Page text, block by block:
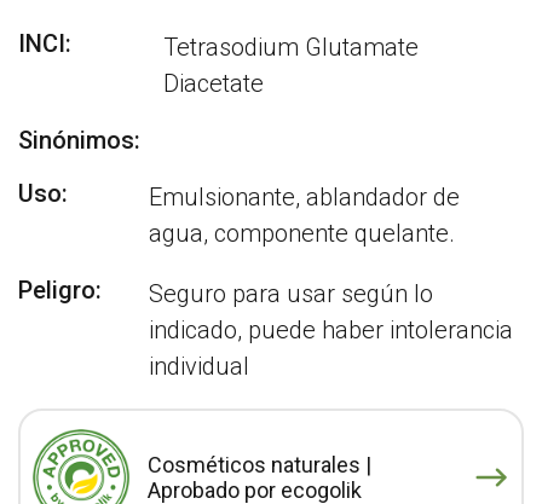
INCI:
Tetrasodium Glutamate
Diacetate
Sinónimos:
Uso:
Emulsionante, ablandador de
agua, componente quelante.
Peligro:
Seguro para usar según lo
indicado, puede haber intolerancia
individual
Cosméticos naturales |
Aprobado por ecogolik